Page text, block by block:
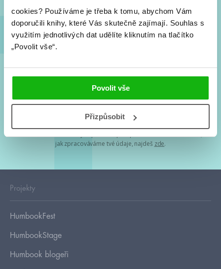
cookies? Používáme je třeba k tomu, abychom Vám
doporučili knihy, které Vás skutečně zajímají. Souhlas s
využitím jednotlivých dat udělíte kliknutím na tlačítko
„Povolit vše“.
Povolit vše
Přizpůsobit
Souhlasím spodmínkami zpracování osobních údajů
Tvá e-mailová adresa je u nás v bezpečí. Přečti si
jak zpracováváme tvé údaje, najdeš zde.
Projekty
HumbookFest
HumbookStage
Humbook blogeři